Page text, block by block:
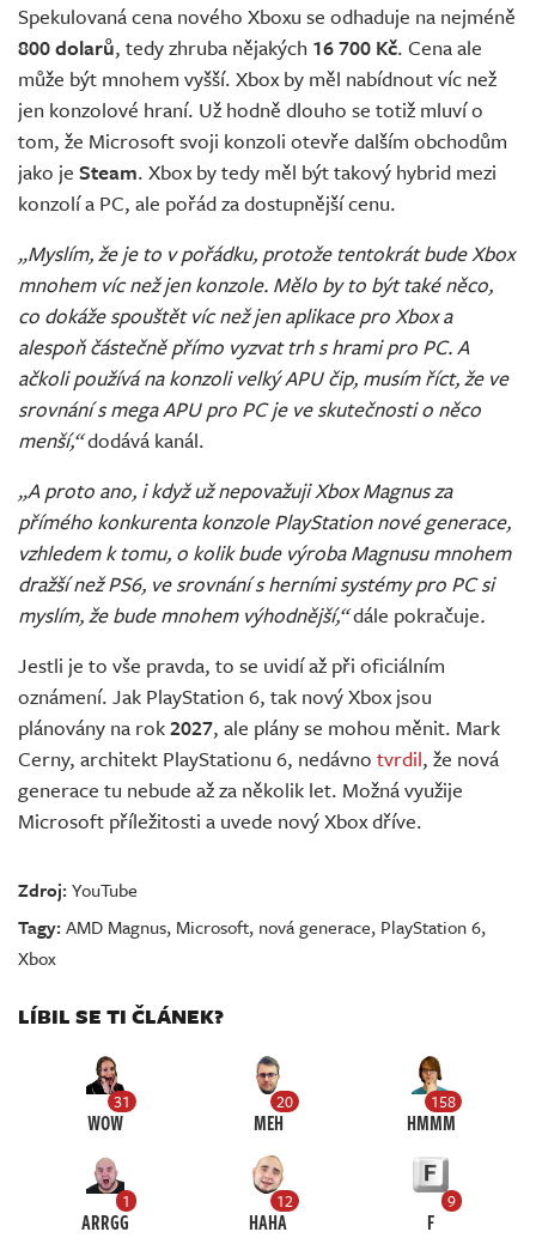
Spekulovaná cena nového Xboxu se odhaduje na nejméně
800 dolarů, tedy zhruba nějakých 16 700 Kč. Cena ale
může být mnohem vyšší. Xbox by měl nabídnout víc než
jen konzolové hraní. Už hodně dlouho se totiž mluví o
tom, že Microsoft svoji konzoli otevře dalším obchodům
jako je Steam. Xbox by tedy měl být takový hybrid mezi
konzolí a PC, ale pořád za dostupnější cenu.
„Myslím, že je to v pořádku, protože tentokrát bude Xbox
mnohem víc než jen konzole. Mělo by to být také něco,
co dokáže spouštět víc než jen aplikace pro Xbox a
alespoň částečně přímo vyzvat trh s hrami pro PC. A
ačkoli používá na konzoli velký APU čip, musím říct, že ve
srovnání s mega APU pro PC je ve skutečnosti o něco
menší,“dodává kanál.
„A proto ano, i když už nepovažuji Xbox Magnus za
přímého konkurenta konzole PlayStation nové generace,
vzhledem k tomu, o kolik bude výroba Magnusu mnohem
dražší než PS6, ve srovnání s herními systémy pro PC si
myslím, že bude mnohem výhodnější,“dále pokračuje.
Jestli je to vše pravda, to se uvidí až při oficiálním
oznámení. Jak PlayStation 6, tak nový Xbox jsou
plánovány na rok2027, ale plány se mohou měnit. Mark
Cerny, architekt PlayStationu 6, nedávno tvrdil, že nová
generace tu nebude až za několik let. Možná využije
Microsoft příležitosti a uvede nový Xbox dříve.
Zdroj:YouTube
Tagy:AMD Magnus, Microsoft, nová generace, PlayStation 6,
Xbox
LÍBIL SE TI ČLÁNEK?
31
WOW
20
MEH
158
HMMM
1
ARRGG
12
HAHA
9
F